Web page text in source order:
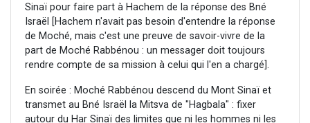
Sinaï pour faire part à Hachem de la réponse des Bné
Israël [Hachem n'avait pas besoin d'entendre la réponse
de Moché, mais c'est une preuve de savoir-vivre de la
part de Moché Rabbénou : un messager doit toujours
rendre compte de sa mission à celui qui l'en a chargé].
En soirée : Moché Rabbénou descend du Mont Sinaï et
transmet au Bné Israël la Mitsva de "Hagbala" : fixer
autour du Har Sinaï des limites que ni les hommes ni les